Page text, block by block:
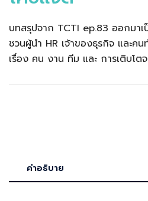
บทสรุปจาก TCTI ep.83 ออกมา
ชวนผู้นำ HR เจ้าของธุรกิจ และค
เรื่อง คน งาน ทีม และ การเติบโต
คำอธิบาย